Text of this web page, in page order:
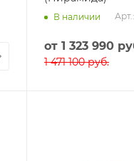
В наличии
от 1 323 990
1 471 100 руб.